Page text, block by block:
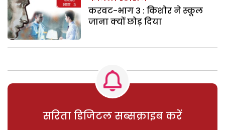
करवट-भाग 3 : किशोर ने स्कूल
जाना क्यों छोड़ दिया
सरिता डिजिटल सब्सक्राइब करें